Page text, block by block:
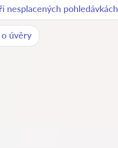
nesplacených pohledávkách
úvěry